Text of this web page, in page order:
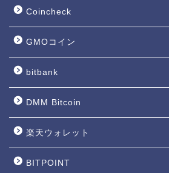
Coincheck
GMOコイン
bitbank
DMM Bitcoin
楽天ウォレット
BITPOINT